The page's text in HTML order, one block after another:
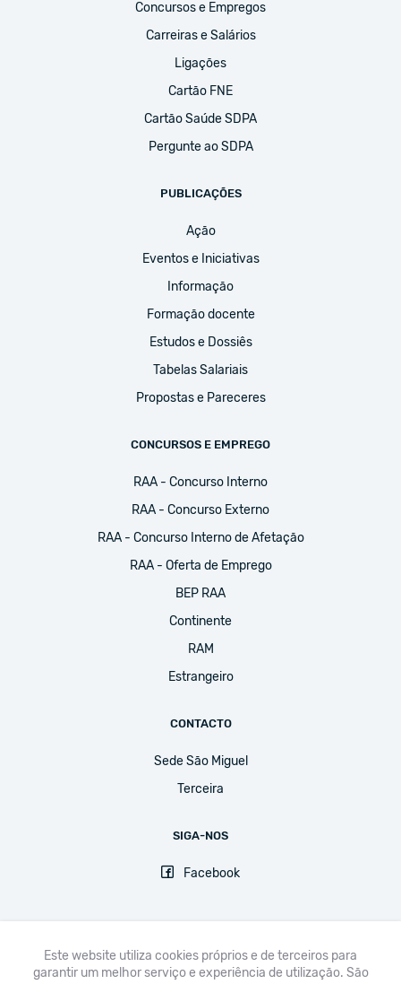
Concursos e Empregos
Carreiras e Salários
Ligações
Cartão FNE
Cartão Saúde SDPA
Pergunte ao SDPA
PUBLICAÇÕES
Ação
Eventos e Iniciativas
Informação
Formação docente
Estudos e Dossiês
Tabelas Salariais
Propostas e Pareceres
CONCURSOS E EMPREGO
RAA - Concurso Interno
RAA - Concurso Externo
RAA - Concurso Interno de Afetação
RAA - Oferta de Emprego
BEP RAA
Continente
RAM
Estrangeiro
CONTACTO
Sede São Miguel
Terceira
SIGA-NOS
Facebook
Este website utiliza cookies próprios e de terceiros para
garantir um melhor serviço e experiência de utilização. São